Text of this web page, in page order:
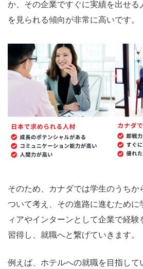
か、その企業ですぐに実績を出せる
を見られる傾向が非常に高いです。
そのため、カナダでは学生のうち
ついて考え、その進路に進むために
ィアやインターンとして企業で経
習得し、就職へと繋げていきます。
例えば、ホテルへの就職を目指して